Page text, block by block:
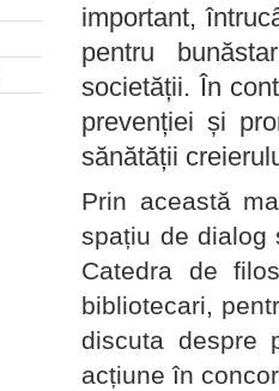
important,
pentru
societății. În
prevenției și
sănătății
Prin această
spațiu de dialog
Catedra de
bibliotecari,
discuta despre
acțiune în